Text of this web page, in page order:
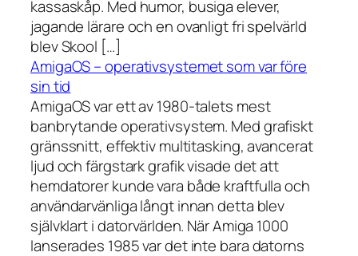
kassaskåp. Med humor, busiga elever,
jagande lärare och en ovanligt fri spelvärld
blev Skool […]
AmigaOS – operativsystemet som var före
sin tid
AmigaOS var ett av 1980-talets mest
banbrytande operativsystem. Med grafiskt
gränssnitt, effektiv multitasking, avancerat
ljud och färgstark grafik visade det att
hemdatorer kunde vara både kraftfulla och
användarvänliga långt innan detta blev
självklart i datorvärlden. När Amiga 1000
lanserades 1985 var det inte bara datorns